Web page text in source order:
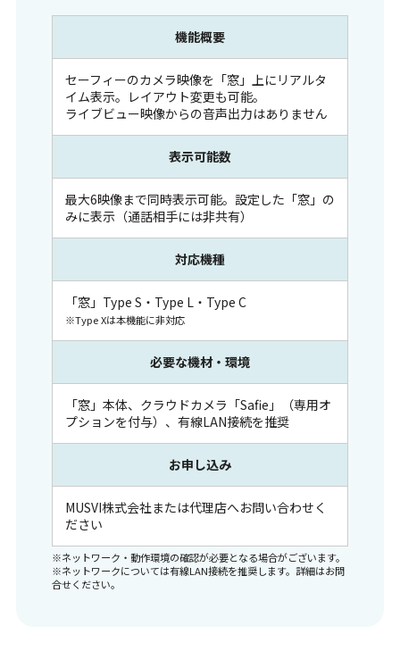
機能概要
セーフィーのカメラ映像を「窓」上にリアルタ
イム表示。レイアウト変更も可能。
ライブビュー映像からの音声出力はありません
表示可能数
最大6映像まで同時表示可能。設定した「窓」の
みに表示（通話相手には非共有）
対応機種
「窓」Type S・Type L・Type C
※Type Xは本機能に非対応
必要な機材・環境
「窓」本体、クラウドカメラ「Safie」（専用オ
プションを付与）、有線LAN接続を推奨
お申し込み
MUSVI株式会社または代理店へお問い合わせく
ださい
※ネットワーク・動作環境の確認が必要となる場合がございます。
※ネットワークについては有線LAN接続を推奨します。詳細はお問
合せください。